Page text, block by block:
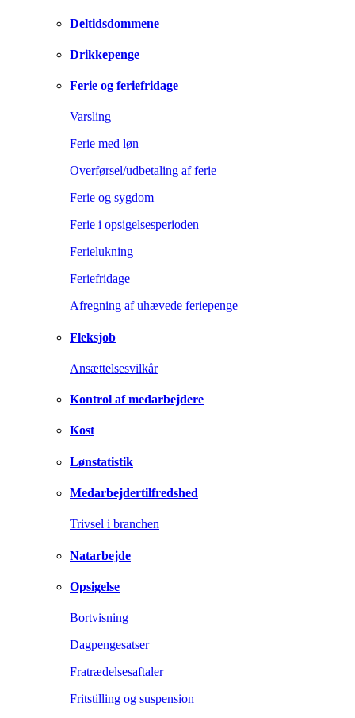
Deltidsdommene
Drikkepenge
Ferie og feriefridage
Varsling
Ferie med løn
Overførsel/udbetaling af ferie
Ferie og sygdom
Ferie i opsigelsesperioden
Ferielukning
Feriefridage
Afregning af uhævede feriepenge
Fleksjob
Ansættelsesvilkår
Kontrol af medarbejdere
Kost
Lønstatistik
Medarbejdertilfredshed
Trivsel i branchen
Natarbejde
Opsigelse
Bortvisning
Dagpengesatser
Fratrædelsesaftaler
Fritstilling og suspension